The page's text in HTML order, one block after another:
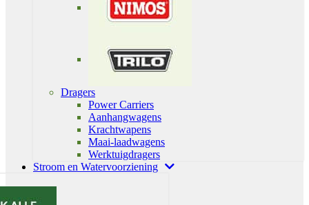
Dragers
Power Carriers
Aanhangwagens
Krachtwapens
Maai-laadwagens
Werktuigdragers
Stroom en Watervoorziening